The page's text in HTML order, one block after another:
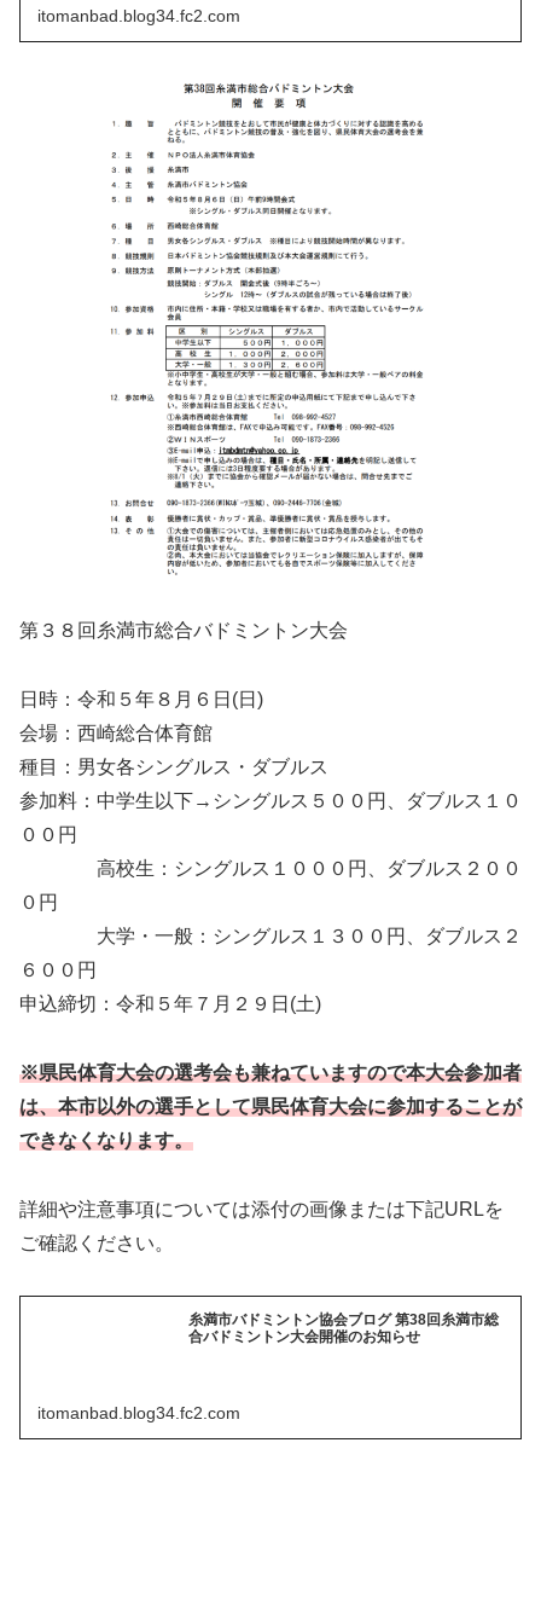
itomanbad.blog34.fc2.com
第３８回糸満市総合バドミントン大会
日時：令和５年８月６日(日)
会場：西崎総合体育館
種目：男女各シングルス・ダブルス
参加料：中学生以下→シングルス５００円、ダブルス１０
００円
高校生：シングルス１０００円、ダブルス２００
０円
大学・一般：シングルス１３００円、ダブルス２
６００円
申込締切：令和５年７月２９日(土)
※県民体育大会の選考会も兼ねていますので本大会参加者
は、本市以外の選手として県民体育大会に参加することが
できなくなります。
詳細や注意事項については添付の画像または下記URLを
ご確認ください。
糸満市バドミントン協会ブログ 第38回糸満市総
合バドミントン大会開催のお知らせ
itomanbad.blog34.fc2.com